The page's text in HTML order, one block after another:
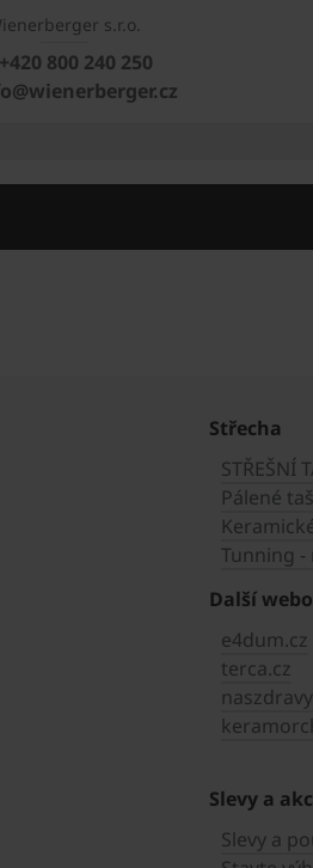
s.r.o.
+420 800 240 250
Střecha
STŘEŠNÍ
Pálené
Tunning
Další
e4dum.cz
terca.cz
Slevy a
Slevy a